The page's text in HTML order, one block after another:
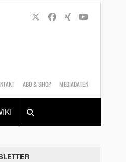
ABO & SHOP MEDIADATEN
Shop